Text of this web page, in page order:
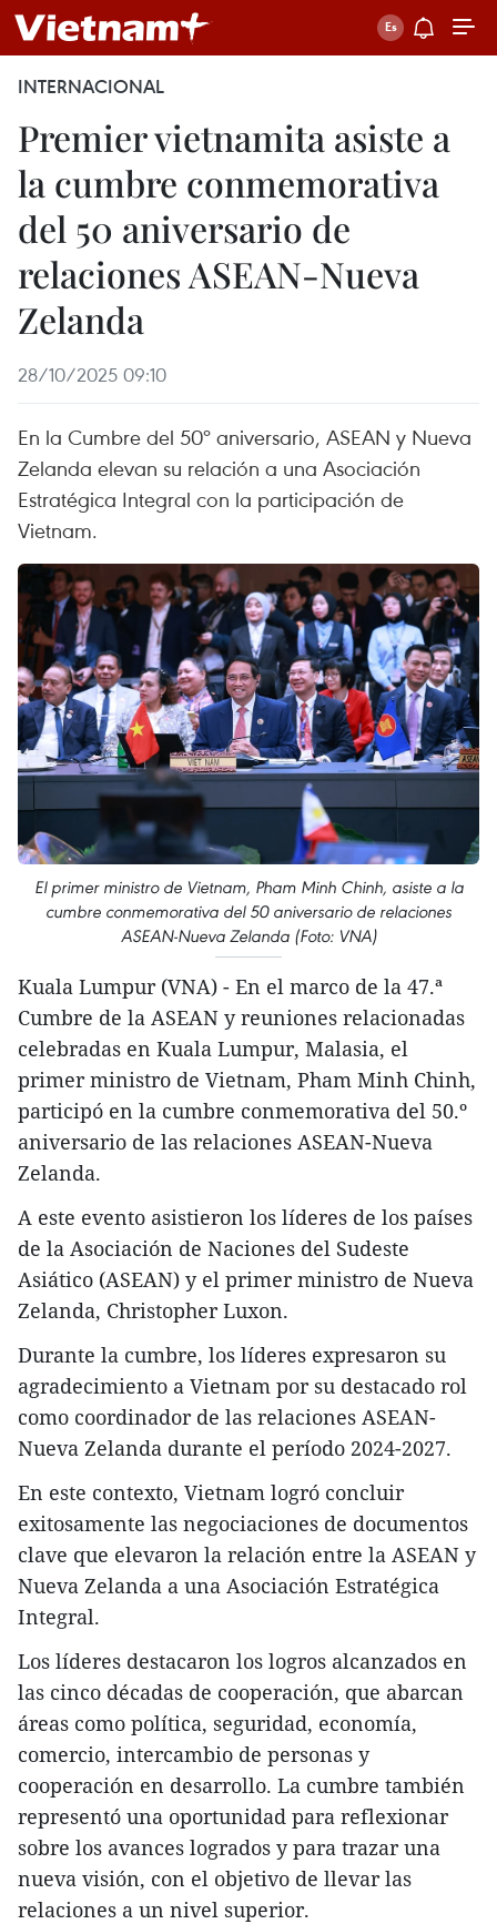
INTERNACIONAL
Premier vietnamita asiste a
la cumbre conmemorativa
del 50 aniversario de
relaciones ASEAN-Nueva
Zelanda
28/10/2025 09:10
En la Cumbre del 50º aniversario, ASEAN y Nueva
Zelanda elevan su relación a una Asociación
Estratégica Integral con la participación de
Vietnam.
El primer ministro de Vietnam, Pham Minh Chinh, asiste a la
cumbre conmemorativa del 50 aniversario de relaciones
ASEAN-Nueva Zelanda (Foto: VNA)
Kuala Lumpur (VNA) - En el marco de la 47.ª
Cumbre de la ASEAN y reuniones relacionadas
celebradas en Kuala Lumpur, Malasia, el
primer ministro de Vietnam, Pham Minh Chinh,
participó en la cumbre conmemorativa del 50.º
aniversario de las relaciones ASEAN-Nueva
Zelanda.
A este evento asistieron los líderes de los países
de la Asociación de Naciones del Sudeste
Asiático (ASEAN) y el primer ministro de Nueva
Zelanda, Christopher Luxon.
Durante la cumbre, los líderes expresaron su
agradecimiento a Vietnam por su destacado rol
como coordinador de las relaciones ASEAN-
Nueva Zelanda durante el período 2024-2027.
En este contexto, Vietnam logró concluir
exitosamente las negociaciones de documentos
clave que elevaron la relación entre la ASEAN y
Nueva Zelanda a una Asociación Estratégica
Integral.
Los líderes destacaron los logros alcanzados en
las cinco décadas de cooperación, que abarcan
áreas como política, seguridad, economía,
comercio, intercambio de personas y
cooperación en desarrollo. La cumbre también
representó una oportunidad para reflexionar
sobre los avances logrados y para trazar una
nueva visión, con el objetivo de llevar las
relaciones a un nivel superior.